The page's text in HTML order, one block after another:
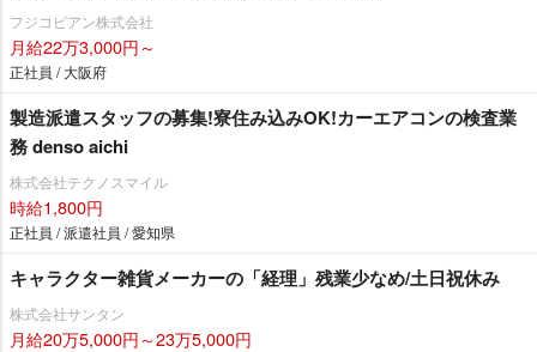
フジコピアン株式会社
月給22万3,000円～
正社員 / 大阪府
製造派遣スタッフの募集!寮住み込みOK!カーエアコンの検査業
務 denso aichi
株式会社テクノスマイル
時給1,800円
正社員 / 派遣社員 / 愛知県
キャラクター雑貨メーカーの「経理」残業少なめ/土日祝休み
株式会社サンタン
月給20万5,000円～23万5,000円